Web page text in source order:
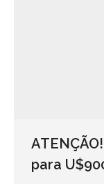
para